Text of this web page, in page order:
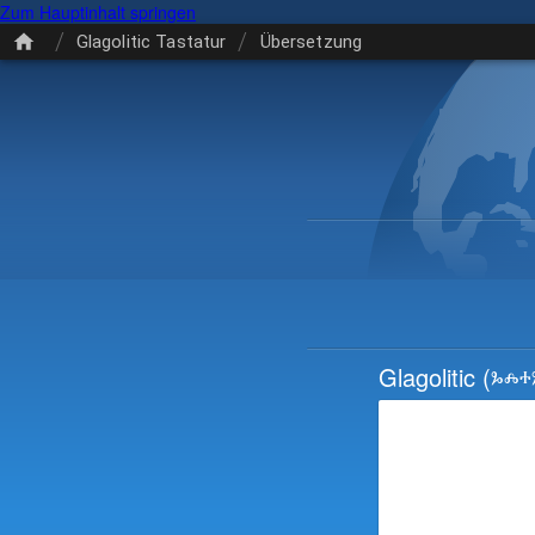
Zum Hauptinhalt springen
/ Glagolitic Tastatur / Übersetzung
Glagolitic